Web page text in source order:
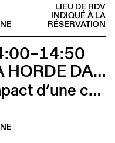
LIEU DE RDV
INDIQUÉ À LA
RÉSERVATION
LA HORDE DANS LES PAVÉS
Impact d’une course x Stadium